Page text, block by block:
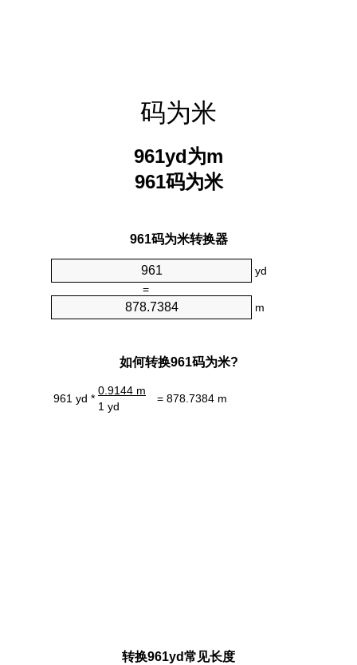
码为米
961yd为m
961码为米
961码为米转换器
yd
=
m
如何转换961码为米?
961 yd *
0.9144 m
= 878.7384 m
1 yd
转换961yd常见长度